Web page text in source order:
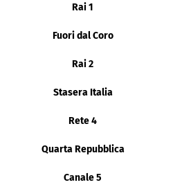
Rai 1
Fuori dal Coro
Rai 2
Stasera Italia
Rete 4
Quarta Repubblica
Canale 5